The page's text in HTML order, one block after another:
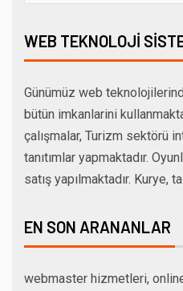
WEB TEKNOLOJI
Günümüz web
bütün imkanlarini
çalışmalar, Turizm sektörü
tanıtımlar yapmaktadır.
satış yapılmaktadır. Kurye,
EN SON ARANANLAR
webmaster hizmetleri,